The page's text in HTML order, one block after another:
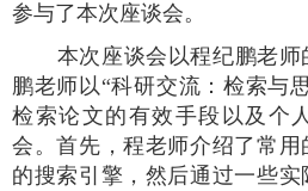
参与了本次座谈会。
本次座谈会以程纪鹏老
鹏老师以“科研交流：检索与
检索论文的有效手段以及个
会。首先，程老师介绍了常用
的搜索引擎，然后通过一些